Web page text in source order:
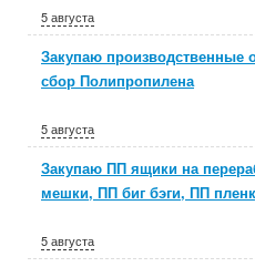
5 августа
Закупаю производственные
сбор Полипропилена
5 августа
Закупаю ПП ящики на
мешки, ПП биг бэги, ПП
5 августа